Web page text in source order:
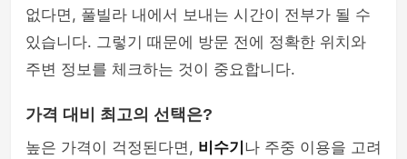
없다면, 풀빌라 내에서 보내는 시간이 전부가 될 수
있습니다. 그렇기 때문에 방문 전에 정확한 위치와
주변 정보를 체크하는 것이 중요합니다.
가격 대비 최고의 선택은?
높은 가격이 걱정된다면, 비수기 나 주중 이용을 고려